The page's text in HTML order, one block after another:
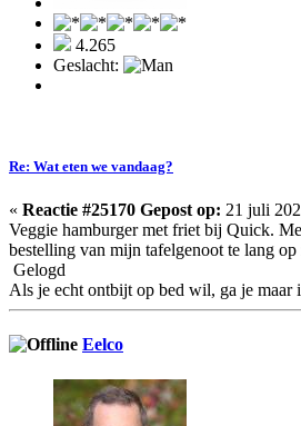
4.265
Geslacht:
Re: Wat eten we vandaag?
« Reactie #25170 Gepost op: 21 juli
Veggie hamburger met friet bij Quick.
bestelling van mijn tafelgenoot te lang
Gelogd
Als je echt ontbijt op bed wil, ga je maar
Eelco